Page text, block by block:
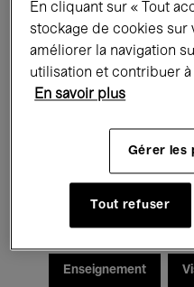
Expositions Films
Rencontres & Débats
Musique électronique
Pour tous Kids’
Enseignement
En cliquant sur « Tout
stockage de cookies sur
améliorer la navigation
utilisation et contribuer
En savoir plus
Gérer les
Tout refuser